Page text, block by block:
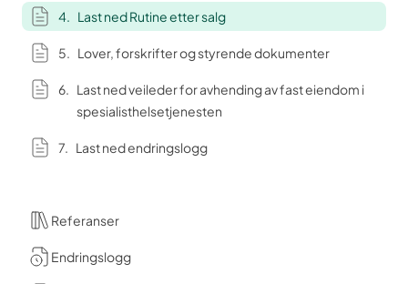
Last ned Rutine etter salg
Lover, forskrifter og styrende dokumenter
Last ned veileder for avhending av fast eiendom i
spesialisthelsetjenesten
Last ned endringslogg
Referanser
Endringslogg